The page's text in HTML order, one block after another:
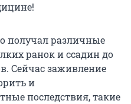
получал различные
ранок и ссадин до
Сейчас заживление
и
последствия, такие